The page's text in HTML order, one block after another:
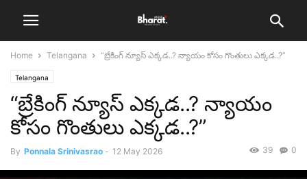
Home Telangana “బ్రేకింగ్ న్యూస్ ఎక్కడ..? న్యాయం కోసం గొంతులు ఎక్కడ..?”
Telangana
“బ్రేకింగ్ న్యూస్ ఎక్కడ..? న్యాయం
కోసం గొంతులు ఎక్కడ..?”
By Ponnala Srinivasrao - 12 May 2026 0
39